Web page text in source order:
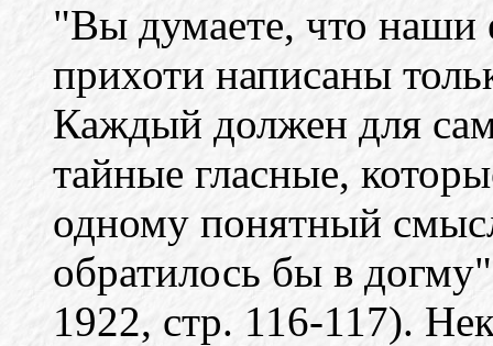
"Вы думаете, что наши
прихоти написаны
Каждый должен для
тайные гласные,
одному понятный
обратилось бы в
1922, стр. 116-117).